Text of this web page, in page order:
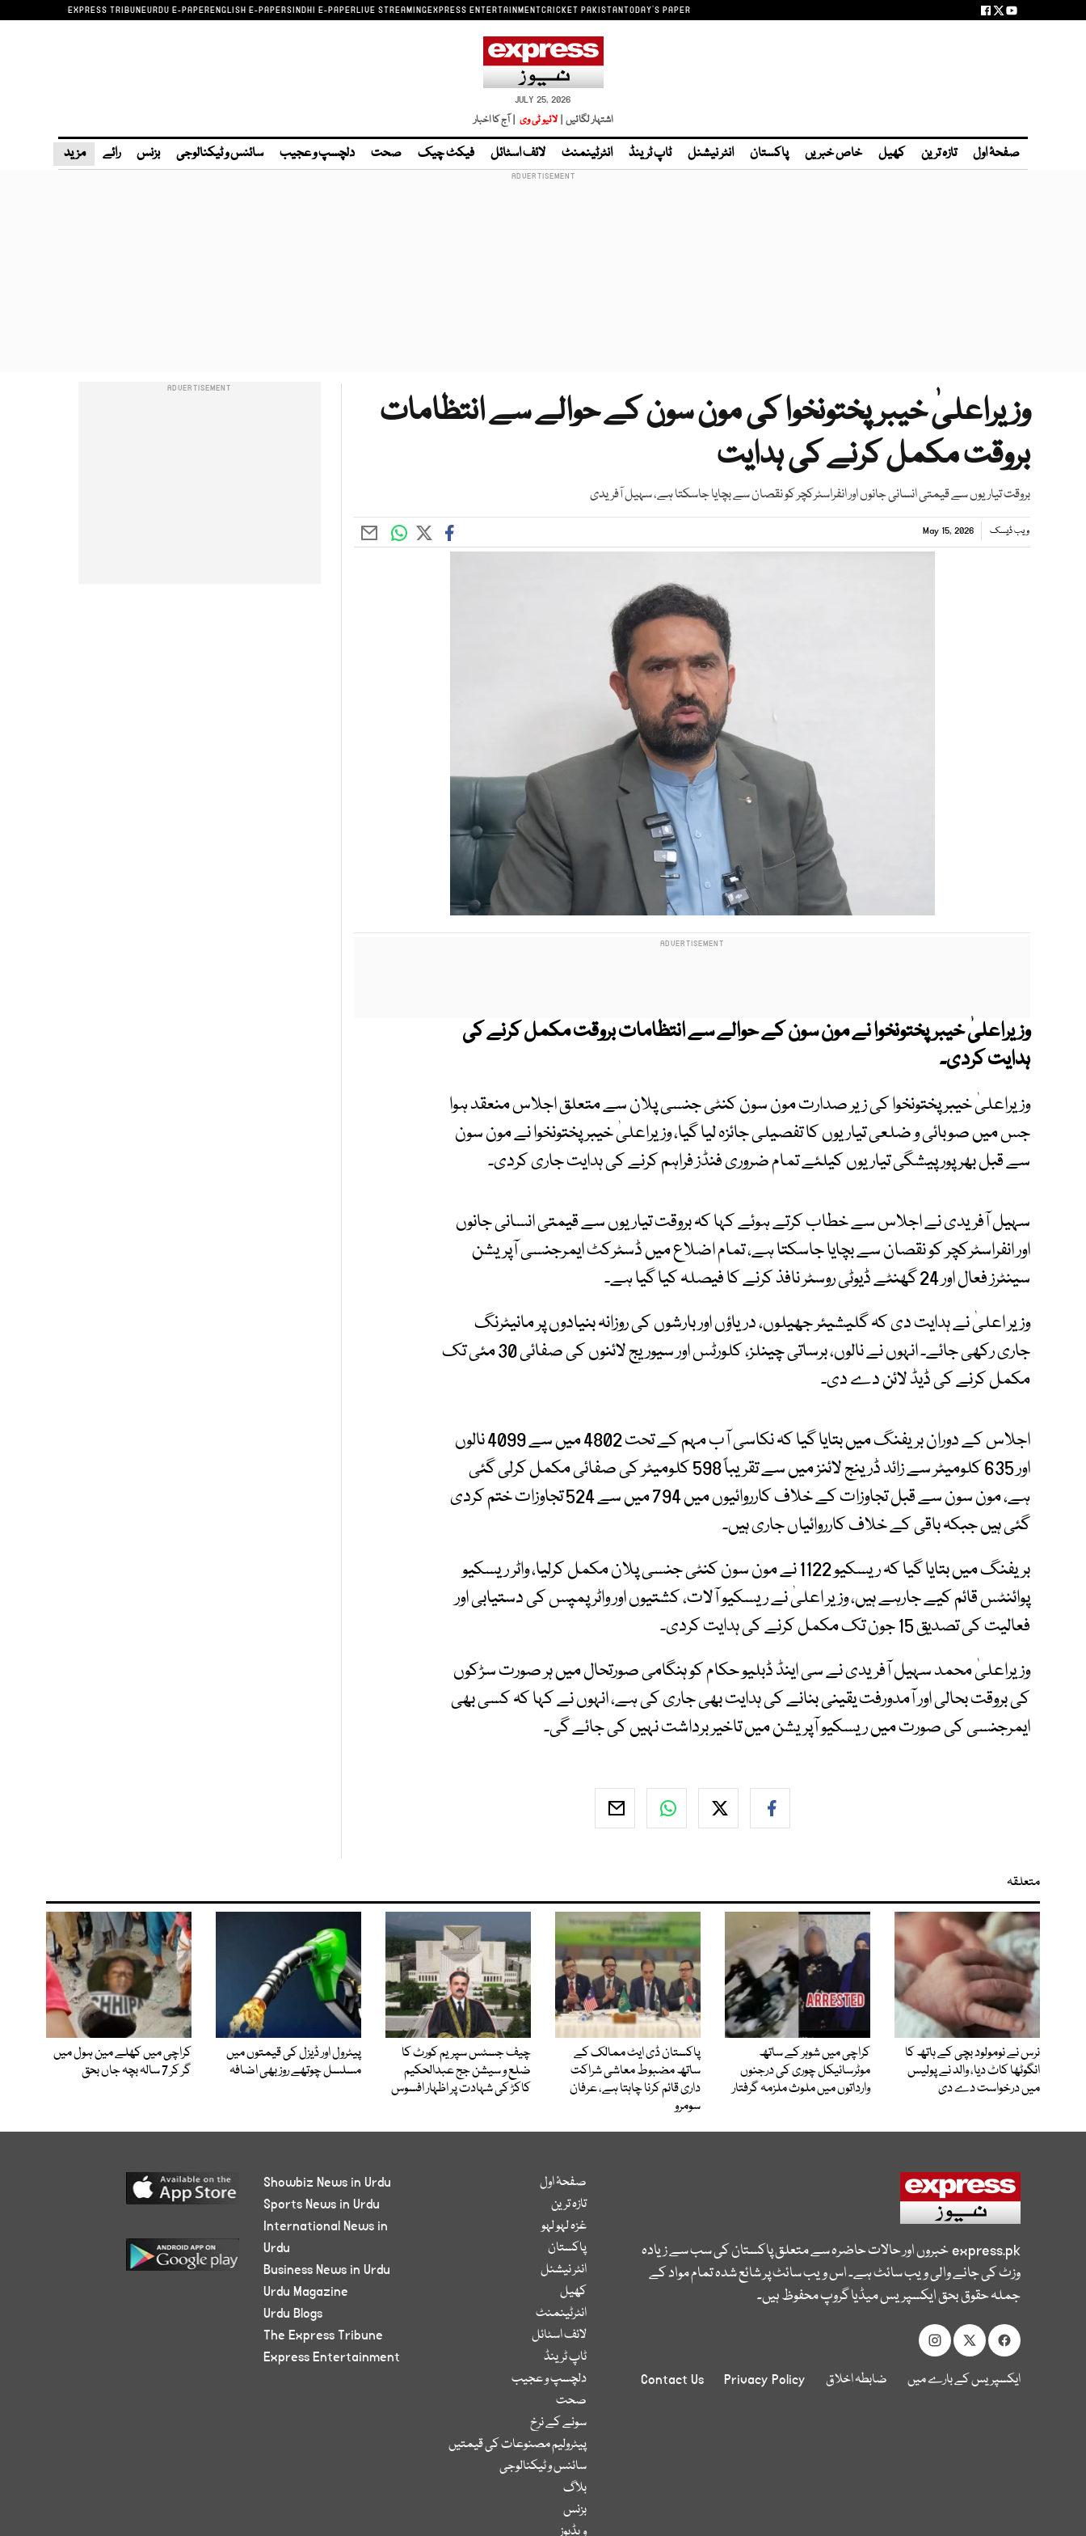
EXPRESS TRIBUNEURDU E-PAPERENGLISH E-PAPERSINDHI E-PAPERLIVE STREAMINGEXPRESS ENTERTAINMENTCRICKET PAKISTANTODAY'S PAPER
JULY 25, 2026
اشتہار لگائیں | لائیو ٹی وی | آج کا اخبار
صفحۂ اول تازہ ترین کھیل خاص خبریں پاکستان انٹر نیشنل ٹاپ ٹرینڈ انٹرٹینمنٹ لائف اسٹائل فیکٹ چیک صحت دلچسپ و عجیب سائنس و ٹیکنالوجی بزنس رائے مزید
وزیراعلیٰ خیبرپختونخوا کی مون سون کے حوالے سے انتظامات
بروقت مکمل کرنے کی ہدایت
بروقت تیاریوں سے قیمتی انسانی جانوں اور انفراسٹرکچر کو نقصان سے بچایا جاسکتا ہے، سہیل آفریدی
ویب ڈیسک May 15, 2026
وزیراعلیٰ خیبرپختونخوا نے مون سون کے حوالے سے انتظامات بروقت مکمل کرنے کی
ہدایت کردی۔
وزیراعلیٰ خیبرپختونخوا کی زیر صدارت مون سون کنٹی جنسی پلان سے متعلق اجلاس منعقد ہوا
جس میں صوبائی و ضلعی تیاریوں کا تفصیلی جائزہ لیا گیا، وزیراعلیٰ خیبرپختونخوا نے مون سون
سے قبل بھرپور پیشگی تیاریوں کیلئے تمام ضروری فنڈز فراہم کرنے کی ہدایت جاری کردی۔
سہیل آفریدی نے اجلاس سے خطاب کرتے ہوئے کہا کہ بروقت تیاریوں سے قیمتی انسانی جانوں
اور انفراسٹرکچر کو نقصان سے بچایا جاسکتا ہے، تمام اضلاع میں ڈسٹرکٹ ایمرجنسی آپریشن
سینٹرز فعال اور 24 گھنٹے ڈیوٹی روسٹر نافذ کرنے کا فیصلہ کیا گیا ہے۔
وزیر اعلیٰ نے ہدایت دی کہ گلیشیئر جھیلوں، دریاؤں اور بارشوں کی روزانہ بنیادوں پر مانیٹرنگ
جاری رکھی جائے۔ انہوں نے نالوں، برساتی چینلز، کلورٹس اور سیوریج لائنوں کی صفائی 30 مئی تک
مکمل کرنے کی ڈیڈ لائن دے دی۔
اجلاس کے دوران بریفنگ میں بتایا گیا کہ نکاسی آب مہم کے تحت 4802 میں سے 4099 نالوں
اور 635 کلومیٹر سے زائد ڈرینج لائنز میں سے تقریباً 598 کلومیٹر کی صفائی مکمل کرلی گئی
ہے، مون سون سے قبل تجاوزات کے خلاف کارروائیوں میں 794 میں سے 524 تجاوزات ختم کردی
گئی ہیں جبکہ باقی کے خلاف کارروائیاں جاری ہیں۔
بریفنگ میں بتایا گیا کہ ریسکیو 1122 نے مون سون کنٹی جنسی پلان مکمل کرلیا، واٹر ریسکیو
پوائنٹس قائم کیے جارہے ہیں، وزیر اعلیٰ نے ریسکیو آلات، کشتیوں اور واٹر پمپس کی دستیابی اور
فعالیت کی تصدیق 15 جون تک مکمل کرنے کی ہدایت کردی۔
وزیراعلیٰ محمد سہیل آفریدی نے سی اینڈ ڈبلیو حکام کو ہنگامی صورتحال میں ہر صورت سڑکوں
کی بروقت بحالی اور آمدورفت یقینی بنانے کی ہدایت بھی جاری کی ہے، انہوں نے کہا کہ کسی بھی
ایمرجنسی کی صورت میں ریسکیو آپریشن میں تاخیر برداشت نہیں کی جائے گی۔
متعلقہ
نرس نے نومولود بچی کے ہاتھ کا
انگوٹھا کاٹ دیا، والد نے پولیس
میں درخواست دے دی
کراچی میں شوہر کے ساتھ
موٹرسائیکل چوری کی درجنوں
وارداتوں میں ملوث ملزمہ گرفتار
پاکستان ڈی ایٹ ممالک کے
ساتھ مضبوط معاشی شراکت
داری قائم کرنا چاہتا ہے، عرفان
سومرو
چیف جسٹس سپریم کورٹ کا
ضلع و سیشن جج عبدالحکیم
کاکڑ کی شہادت پر اظہار افسوس
پیٹرول اور ڈیزل کی قیمتوں میں
مسلسل چوتھے روز بھی اضافہ
کراچی میں کھلے مین ہول میں
گر کر 7 سالہ بچہ جاں بحق
express.pkخبروں اور حالات حاضرہ سے متعلق پاکستان کی سب سے زیادہ
وزٹ کی جانے والی ویب سائٹ ہے۔ اس ویب سائٹ پر شائع شدہ تمام مواد کے
جملہ حقوق بحق ایکسپریس میڈیا گروپ محفوظ ہیں۔
ایکسپریس کے بارے میں ضابطہ اخلاق Privacy Policy
Contact Us
صفحۂ اول
تازہ ترین
غزہ لہو لہو
پاکستان
انٹر نیشنل
کھیل
انٹرٹینمنٹ
لائف اسٹائل
ٹاپ ٹرینڈ
دلچسپ و عجیب
صحت
سونے کے نرخ
پیٹرولیم مصنوعات کی قیمتیں
سائنس و ٹیکنالوجی
بلاگ
بزنس
ویڈیوز
Showbiz News in Urdu
Sports News in Urdu
International News in
Urdu
Business News in Urdu
Urdu Magazine
Urdu Blogs
The Express Tribune
Express Entertainment